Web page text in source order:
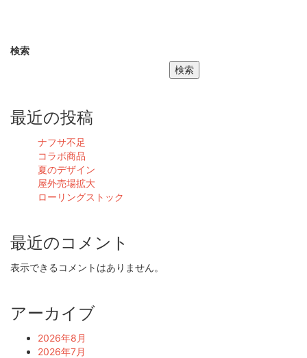
検索
検索
最近の投稿
ナフサ不足
コラボ商品
夏のデザイン
屋外売場拡大
ローリングストック
最近のコメント
表示できるコメントはありません。
アーカイブ
2026年8月
2026年7月